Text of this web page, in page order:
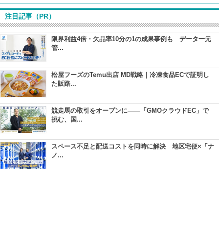
注目記事（PR）
限界利益4倍・欠品率10分の1の成果事例も データ一元
管...
松屋フーズのTemu出店 MD戦略｜冷凍食品ECで証明し
た販路...
競走馬の取引をオープンに――「GMOクラウドEC」で
挑む、国...
スペース不足と配送コストを同時に解決 地区宅便×「ナ
ノ...